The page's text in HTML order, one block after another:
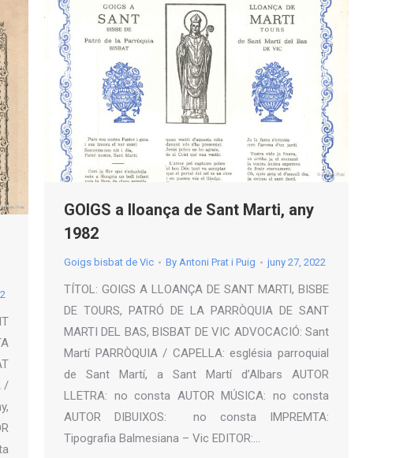
GOIGS a lloança de Sant Marti, any
1982
Goigs bisbat de Vic By Antoni Prat i Puig juny 27, 2022
TÍTOL: GOIGS A LLOANÇA DE SANT MARTI, BISBE
DE TOURS, PATRÓ DE LA PARRÒQUIA DE SANT
MARTI DEL BAS, BISBAT DE VIC ADVOCACIÓ: Sant
Martí PARRÒQUIA / CAPELLA: església parroquial
de Sant Martí, a Sant Martí d’Albars AUTOR
LLETRA: no consta AUTOR MÚSICA: no consta
AUTOR DIBUIXOS: no consta IMPREMTA:
Tipografia Balmesiana – Vic EDITOR:…
/